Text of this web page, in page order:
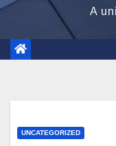
A
UNCATEGORIZED